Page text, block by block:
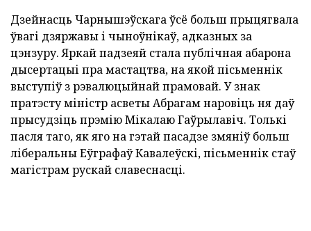
Дзейнасць Чарнышэўскага ўсё больш прыцягвала
ўвагі дзяржавы і чыноўнікаў, адказных за
цэнзуру. Яркай падзеяй стала публічная абарона
дысертацыі пра мастацтва, на якой пісьменнік
выступіў з рэвалюцыйнай прамовай. У знак
пратэсту міністр асветы Абрагам наровіць ня даў
прысудзіць прэмію Мікалаю Гаўрылавіч. Толькі
пасля таго, як яго на гэтай пасадзе змяніў больш
ліберальны Еўграфаў Кавалеўскі, пісьменнік стаў
магістрам рускай славеснасці.